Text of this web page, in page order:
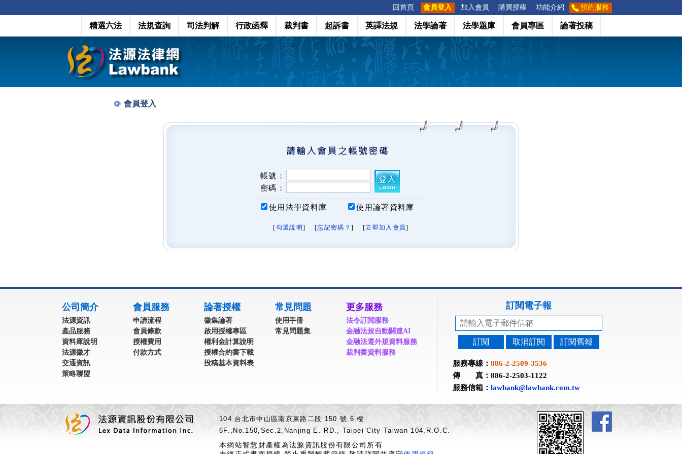
回首頁 會員登入 加入會員 購買授權 功能介紹 預約服務
精選六法 法規查詢 司法判解 行政函釋 裁判書 起訴書 英譯法規 法學論著 法學題庫 會員專區 論著投稿
會員登入
帳號：
密碼：
使用法學資料庫 使用論著資料庫
[勾選說明 ] [忘記密碼？ ] [立即加入會員]
公司簡介
法源資訊
產品服務
資料庫說明
法源徵才
交通資訊
策略聯盟
會員服務
申請流程
會員條款
授權費用
付款方式
論著授權
徵集論著
啟用授權專區
權利金計算說明
授權合約書下載
投稿基本資料表
常見問題
使用手冊
常見問題集
更多服務
法令訂閱服務
金融法規自動關連AI
金融法遵外規資料服務
裁判書資料服務
訂閱電子報
訂閱 取消訂閱 訂閱舊報
服務專線： 886-2-2509-3536
傳 真：886-2-2503-1122
服務信箱： lawbank@lawbank.com.tw
104 台北市中山區南京東路二段 150 號 6 樓
6F.,No.150,Sec.2,Nanjing E. RD., Taipei City Taiwan 104,R.O.C.
本網站智慧財產權為法源資訊股份有限公司所有